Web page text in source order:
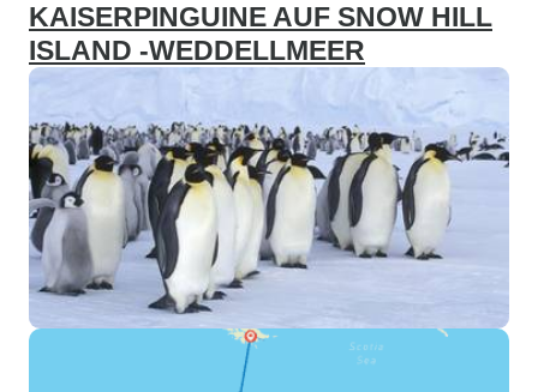
KAISERPINGUINE AUF SNOW HILL
ISLAND -WEDDELLMEER